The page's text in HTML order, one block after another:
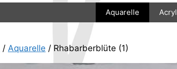
Aquarelle Acryl
/ Aquarelle / Rhabarberblüte (1)